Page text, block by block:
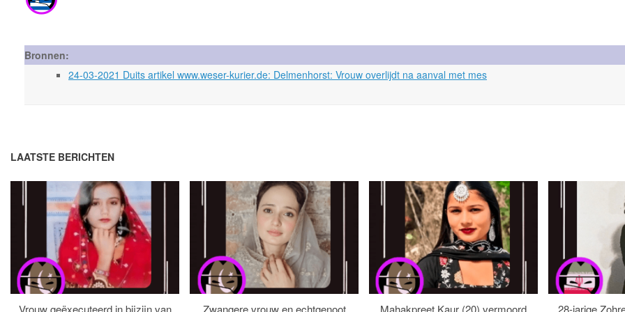
Bronnen:
24-03-2021 Duits artikel www.weser-kurier.de: Delmenhorst: Vrouw overlijdt na aanval met mes
LAATSTE BERICHTEN
Vrouw geëxecuteerd in bijzijn van Zwangere vrouw en echtgenoot Mahakpreet Kaur (20) vermoord 28-jarige